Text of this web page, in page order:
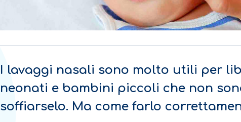
I lavaggi nasali sono molto utili per
neonati e bambini piccoli che non
soffiarselo. Ma come farlo